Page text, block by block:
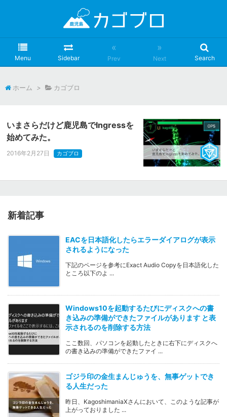
Menu Sidebar
«
Prev
»
Next Search
ホーム > カゴブロ
いまさらだけど鹿児島でIngressを
始めてみた。
2016年2月27日 カゴブロ
新着記事
EACを日本語化したらエラーダイアログが表示
されるようになった
下記のページを参考にExact Audio Copyを日本語化した
ところ以下のよ ...
Windows10を起動するたびにディスクへの書
き込みの準備ができたファイルがあります と表
示されるのを削除する方法
ここ数回、パソコンを起動したときに右下にディスクへ
の書き込みの準備ができたファイ ...
ゴジラ印の金生まんじゅうを、無事ゲットでき
る人生だった
昨日、KagoshimaniaXさんにおいて、このような記事が
上がっておりました ...